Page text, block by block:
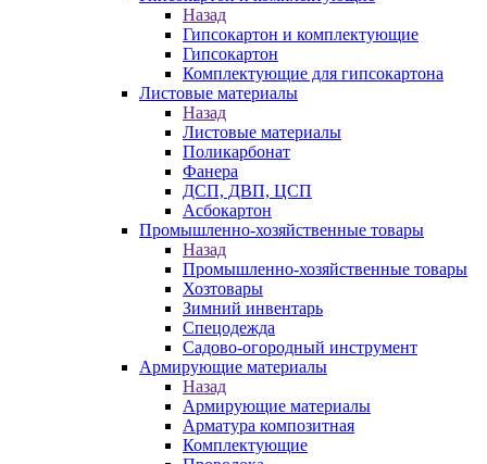
Назад
Гипсокартон и комплектующие
Гипсокартон
Комплектующие для гипсокартона
Листовые материалы
Назад
Листовые материалы
Поликарбонат
Фанера
ДСП, ДВП, ЦСП
Асбокартон
Промышленно-хозяйственные товары
Назад
Промышленно-хозяйственные товары
Хозтовары
Зимний инвентарь
Спецодежда
Садово-огородный инструмент
Армирующие материалы
Назад
Армирующие материалы
Арматура композитная
Комплектующие